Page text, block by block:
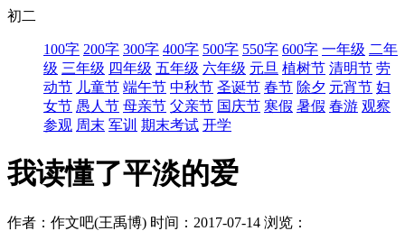
初二
100字 200字 300字 400字 500字 550字 600字 一年级 二年
级 三年级 四年级 五年级 六年级 元旦 植树节 清明节 劳
动节 儿童节 端午节 中秋节 圣诞节 春节 除夕 元宵节 妇
女节 愚人节 母亲节 父亲节 国庆节 寒假 暑假 春游 观察
参观 周末 军训 期末考试 开学
我读懂了平淡的爱
作者：作文吧(王禹博) 时间：2017-07-14 浏览：